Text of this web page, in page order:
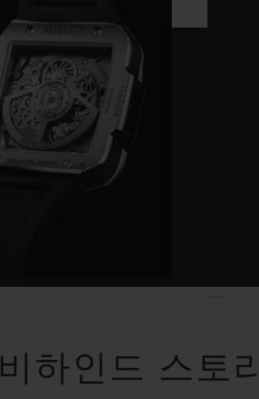
비하인드 스토